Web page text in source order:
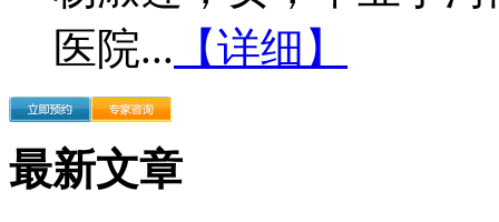
医院... 【详细】
最新文章